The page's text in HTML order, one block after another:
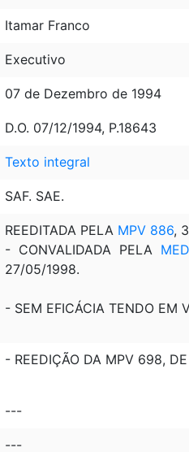
Itamar Franco
Executivo
07 de Dezembro de 1994
D.O. 07/12/1994, P.18643
Texto integral
SAF. SAE.
REEDITADA PELA MPV 886,
- CONVALIDADA PELA
27/05/1998.
- SEM EFICÁCIA TENDO EM
- REEDIÇÃO DA MPV 698,
---
---